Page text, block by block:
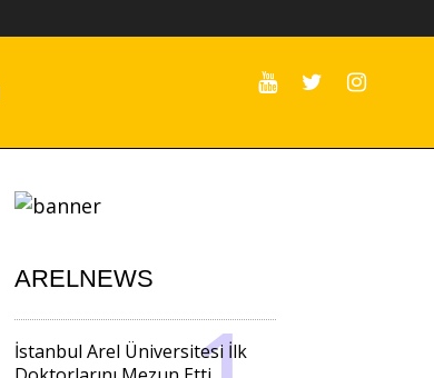
ARELNEWS
İstanbul Arel Üniversitesi İlk